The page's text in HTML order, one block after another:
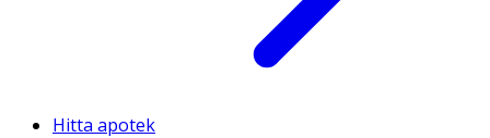
Hitta apotek